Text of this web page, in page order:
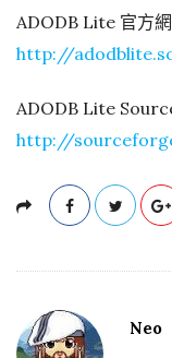
ADODB Lite 官方
http://
ADODB Lite
http://
Neo